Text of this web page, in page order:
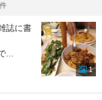
誌に書
1